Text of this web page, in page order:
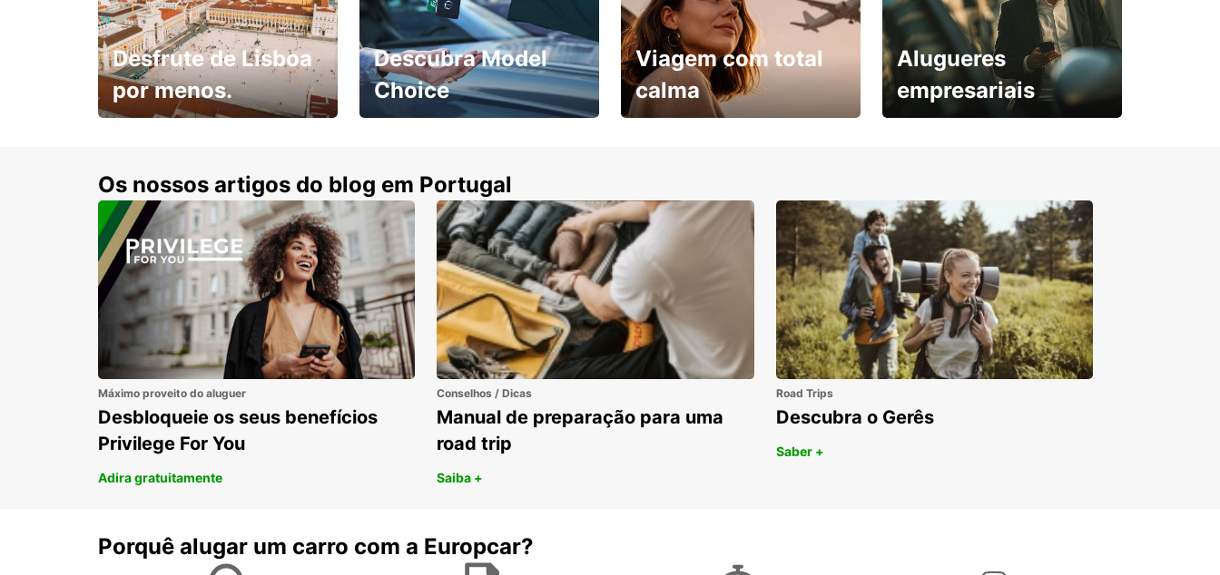
Desfrute de Lisboa
por menos.
Descubra Model
Choice
Viagem com total
calma
Alugueres
empresariais
Os nossos artigos do blog em Portugal
Máximo proveito do aluguer
Desbloqueie os seus benefícios
Privilege For You
Adira gratuitamente
Conselhos / Dicas
Manual de preparação para uma
road trip
Saiba +
Road Trips
Descubra o Gerês
Saber +
Porquê alugar um carro com a Europcar?